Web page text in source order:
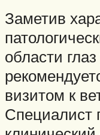
Заметив
области
визитом к
Специалист